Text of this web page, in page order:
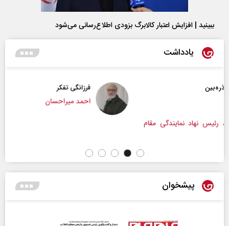
ببینید | افزایش اعتبار کالابرگ بزودی اطلاع‌رسانی می‌شود
یادداشت
فرزانگی تفکر
احمد میراحسان
پیشخوان